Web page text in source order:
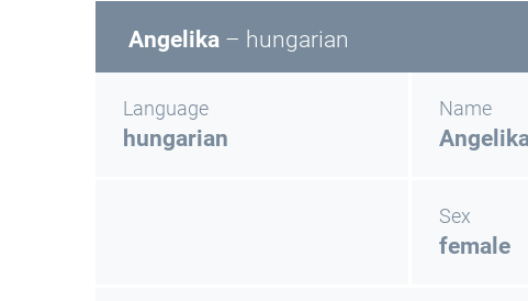
Angelika – hungarian
Language
hungarian
Name
Sex
female